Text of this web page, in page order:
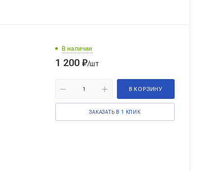
В наличии
1 200 ₽/шт
В КОРЗИНУ
ЗАКАЗАТЬ В 1 КЛИК